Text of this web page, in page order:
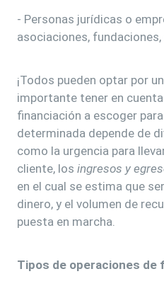
- Personas jurídicas o
asociaciones,
¡Todos pueden optar por un
importante tener en
financiación a escoger
determinada depende de
como la urgencia para
cliente, los ingresos y
en el cual se estima que
dinero, y el volumen de
puesta en marcha.
Tipos de operaciones de